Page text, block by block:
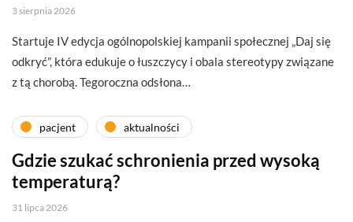
3 sierpnia 2026
Startuje IV edycja ogólnopolskiej kampanii społecznej „Daj się
odkryć”, która edukuje o łuszczycy i obala stereotypy związane
z tą chorobą. Tegoroczna odsłona…
pacjent aktualności
Gdzie szukać schronienia przed wysoką
temperaturą?
31 lipca 2026